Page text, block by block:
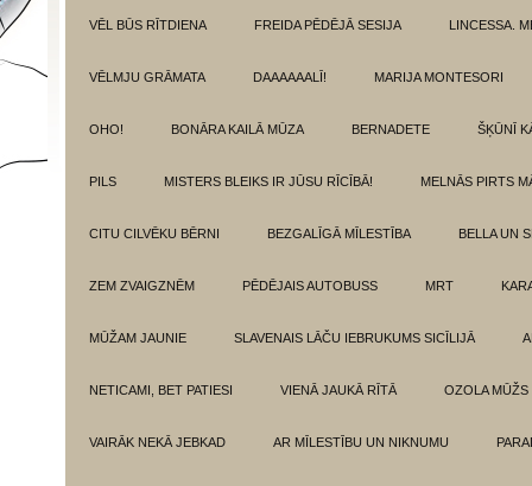
VĒL BŪS RĪTDIENA FREIDA PĒDĒJĀ SESIJA LINCESSA.
VĒLMJU GRĀMATA DAAAAAALĪ! MARIJA MONTESORI
OHO! BONĀRA KAILĀ MŪZA BERNADETE ŠĶŪNĪ
PILS MISTERS BLEIKS IR JŪSU RĪCĪBĀ! MELNĀS PIRTS
CITU CILVĒKU BĒRNI BEZGALĪGĀ MĪLESTĪBA BELLA UN
ZEM ZVAIGZNĒM PĒDĒJAIS AUTOBUSS MRT
MŪŽAM JAUNIE SLAVENAIS LĀČU IEBRUKUMS SICĪLIJĀ
NETICAMI, BET PATIESI VIENĀ JAUKĀ RĪTĀ OZOLA MŪŽS
VAIRĀK NEKĀ JEBKAD AR MĪLESTĪBU UN NIKNUMU